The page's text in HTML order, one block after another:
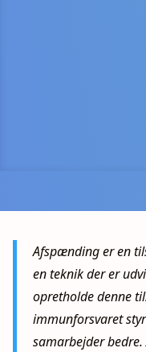
Afspænding er en
en teknik der er
opretholde denne
immunforsvaret
samarbejder